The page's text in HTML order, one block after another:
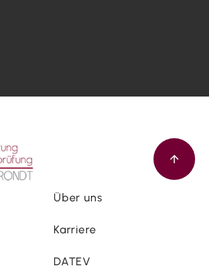
Über uns
Karriere
DATEV